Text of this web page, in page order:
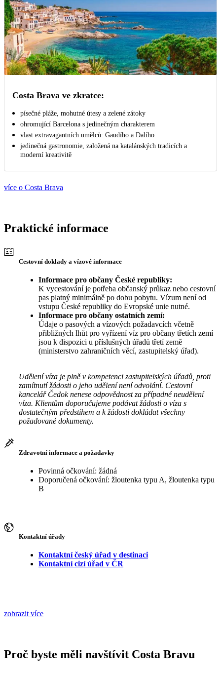
Costa Brava ve zkratce:
písečné pláže, mohutné útesy a zelené zátoky
ohromující Barcelona s jedinečným charakterem
vlast extravagantních umělců: Gaudího a Dalího
jedinečná gastronomie, založená na katalánských tradicích a
moderní kreativitě
více o Costa Brava
Praktické informace
Cestovní doklady a vízové informace
Informace pro občany České republiky:
K vycestování je potřeba občanský průkaz nebo cestovní
pas platný minimálně po dobu pobytu. Vízum není od
vstupu České republiky do Evropské unie nutné.
Informace pro občany ostatních zemí:
Údaje o pasových a vízových požadavcích včetně
přibližných lhůt pro vyřízení víz pro občany třetích zemí
jsou k dispozici u příslušných úřadů třetí země
(ministerstvo zahraničních věcí, zastupitelský úřad).
Udělení víza je plně v kompetenci zastupitelských úřadů, proti
zamítnutí žádosti o jeho udělení není odvolání. Cestovní
kancelář Čedok nenese odpovědnost za případné neudělení
víza. Klientům doporučujeme podávat žádosti o víza s
dostatečným předstihem a k žádosti dokládat všechny
požadované dokumenty.
Zdravotní informace a požadavky
Povinná očkování: žádná
Doporučená očkování: žloutenka typu A, žloutenka typu
B
Kontaktní úřady
Kontaktní český úřad v destinaci
Kontaktní cizí úřad v ČR
zobrazit více
Proč byste měli navštívit Costa Bravu